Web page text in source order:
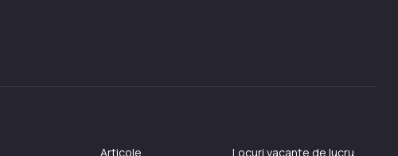
Articole Locuri vacante de lucru